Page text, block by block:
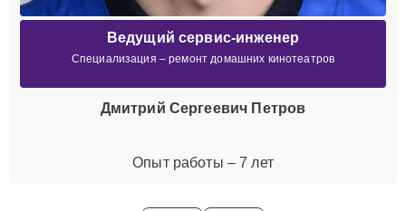
Ведущий сервис-инженер
Специализация – ремонт домашних кинотеатров
Дмитрий Сергеевич Петров
Опыт работы – 7 лет